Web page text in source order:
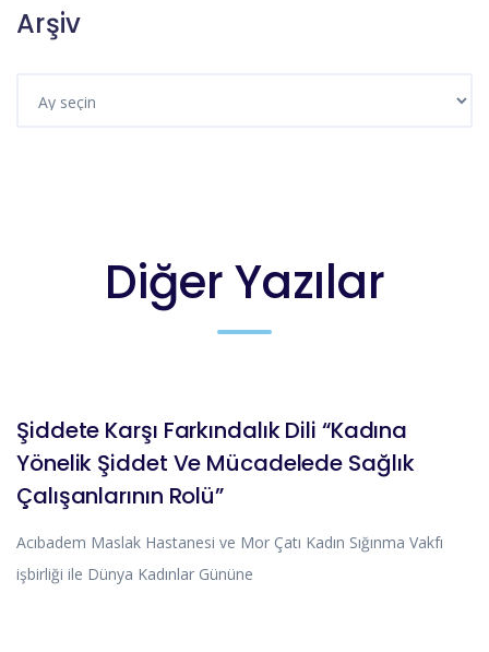
Arşiv
Diğer Yazılar
Şiddete Karşı Farkındalık Dili “Kadına
Yönelik Şiddet Ve Mücadelede Sağlık
Çalışanlarının Rolü”
Acıbadem Maslak Hastanesi ve Mor Çatı Kadın Sığınma Vakfı
işbirliği ile Dünya Kadınlar Gününe